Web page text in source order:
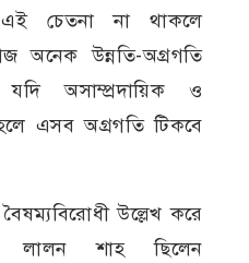
এই চেতনা না থাকলে
অনেক উন্নতি-অগ্রগতি
অসাম্প্রদায়িক ও
এসব অগ্রগতি টিকবে
উল্লেখ করে
লালন শাহ ছিলেন